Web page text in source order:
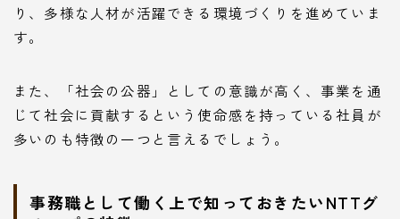
り、多様な人材が活躍できる環境づくりを進めていま
す。
また、「社会の公器」としての意識が高く、事業を通
じて社会に貢献するという使命感を持っている社員が
多いのも特徴の一つと言えるでしょう。
事務職として働く上で知っておきたいNTTグ